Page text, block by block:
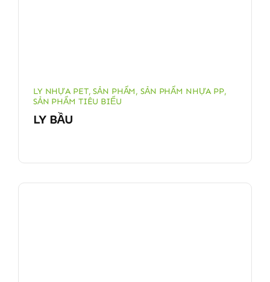
LY NHỰA PET,SẢN PHẨM,SẢN PHẨM NHỰA PP,
SẢN PHẨM TIÊU BIỂU
LY BẦU